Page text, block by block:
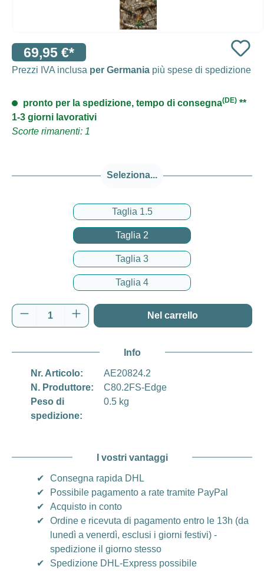
69,95 €*
Prezzi IVA inclusa per Germania più spese di spedizione
pronto per la spedizione, tempo di consegna(DE) **
1-3 giorni lavorativi
Scorte rimanenti: 1
Seleziona...
Taglia 1.5
Taglia 2
Taglia 3
Taglia 4
Quantità del prodotto: inserisci la quantità
Nel carrello
Info
Nr. Articolo:
AE20824.2
N. Produttore:
C80.2FS-Edge
Peso di
spedizione:
0.5 kg
I vostri vantaggi
✔
Consegna rapida DHL
✔
Possibile pagamento a rate tramite PayPal
✔
Acquisto in conto
✔
Ordine e ricevuta di pagamento entro le 13h (da
lunedì a venerdì, esclusi i giorni festivi) -
spedizione il giorno stesso
✔
Spedizione DHL-Express possibile